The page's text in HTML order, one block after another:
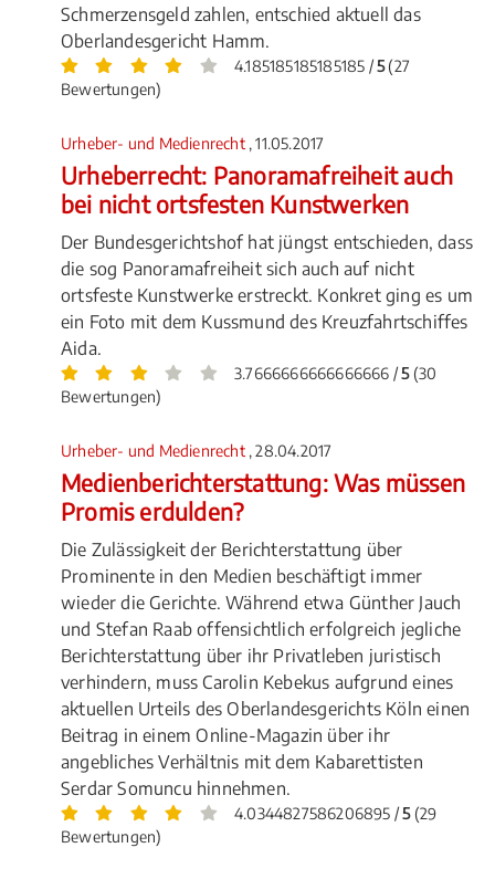
Schmerzensgeld zahlen, entschied aktuell das
Oberlandesgericht Hamm.
4.185185185185185 /5(27
Bewertungen)
Urheber- und Medienrecht , 11.05.2017
Urheberrecht: Panoramafreiheit auch
bei nicht ortsfesten Kunstwerken
Der Bundesgerichtshof hat jüngst entschieden, dass
die sog Panoramafreiheit sich auch auf nicht
ortsfeste Kunstwerke erstreckt. Konkret ging es um
ein Foto mit dem Kussmund des Kreuzfahrtschiffes
Aida.
3.7666666666666666 /5(30
Bewertungen)
Urheber- und Medienrecht , 28.04.2017
Medienberichterstattung: Was müssen
Promis erdulden?
Die Zulässigkeit der Berichterstattung über
Prominente in den Medien beschäftigt immer
wieder die Gerichte. Während etwa Günther Jauch
und Stefan Raab offensichtlich erfolgreich jegliche
Berichterstattung über ihr Privatleben juristisch
verhindern, muss Carolin Kebekus aufgrund eines
aktuellen Urteils des Oberlandesgerichts Köln einen
Beitrag in einem Online-Magazin über ihr
angebliches Verhältnis mit dem Kabarettisten
Serdar Somuncu hinnehmen.
4.0344827586206895 /5(29
Bewertungen)